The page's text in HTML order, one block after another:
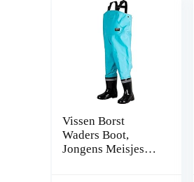
Vissen Borst
Waders Boot,
Jongens Meisjes